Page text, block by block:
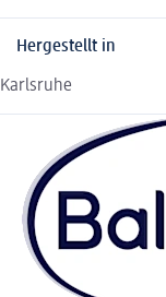
Hergestellt in
Karlsruhe